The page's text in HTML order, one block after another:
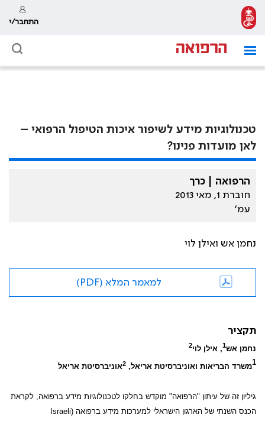
התחבר/י
טכנולוגיות מידע לשיפור איכות הטיפול הרפואי –
לאן מועדות פנינו?
הרפואה | כרך
חוברת 1, מאי 2013
עמ׳
נחמן אש ואילן לוי
למאמר המלא (PDF)
תקציר
נחמן אש1, אילן לוי2
1משרד הבריאות ואוניברסיטת אריאל, 2אוניברסיטת אריאל
גיליון זה של עיתון "הרפואה" מוקדש בחלקו לטכנולוגיות מידע ברפואה, לקראת
הכנס השנתי של הארגון הישראלי למערכות מידע ברפואה (Israeli